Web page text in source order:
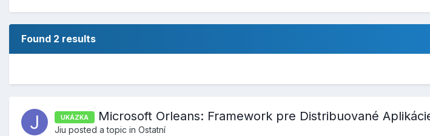
Found 2 results
UKÁZKA Microsoft Orleans: Framework pre Distribuované
Jiu posted a topic in Ostatní